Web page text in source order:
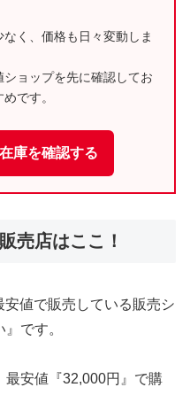
く、価格も日々変動しま
ョップを先に確認してお
です。
庫を確認する
売店はここ！
値で販売している販売シ
です。
最安値『32,000円』で購